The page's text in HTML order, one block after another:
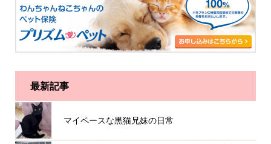
最新記事
マイペースな黒猫兄妹の日常